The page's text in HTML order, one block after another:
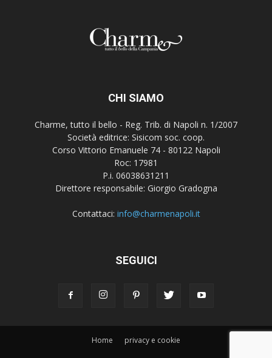
CHI SIAMO
Charme, tutto il bello - Reg. Trib. di Napoli n. 1/2007
Società editrice: Sisicom soc. coop.
Corso Vittorio Emanuele 74 - 80122 Napoli
Roc: 17981
P.i. 06038631211
Direttore responsabile: Giorgio Gradogna
Contattaci: info@charmenapoli.it
SEGUICI
Home privacy e cookie